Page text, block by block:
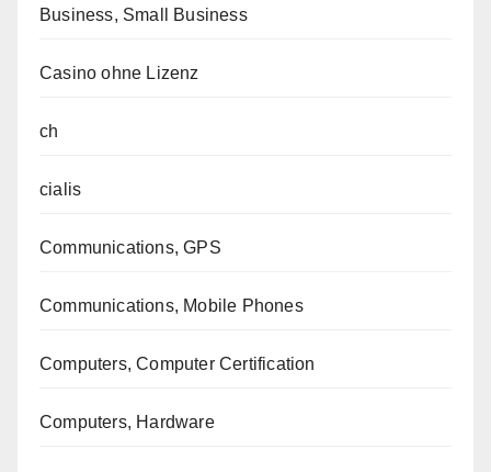
Business, Small Business
Casino ohne Lizenz
ch
cialis
Communications, GPS
Communications, Mobile Phones
Computers, Computer Certification
Computers, Hardware